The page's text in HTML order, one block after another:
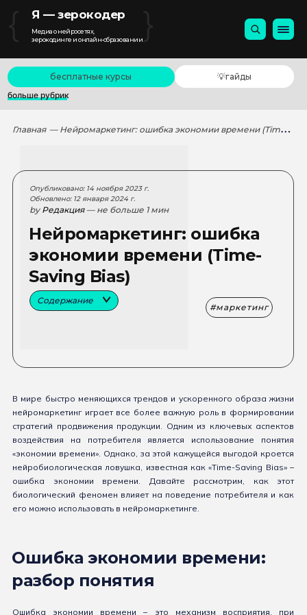
{ Я — зерокодер
Медиа о нейросетях,
зерокодинге и онлайн-образовании}
бесплатные курсы
💡гайды
больше рубрик
Главная — Нейромаркетинг: ошибка экономии времени (Time-Saving Bias)
Опубликовано: 14 ноября 2023 г.
Обновлено: 12 января 2024 г.
by Редакция — не больше 1 мин
Нейромаркетинг: ошибка
экономии времени (Time-
Saving Bias)
Содержание
маркетинг
В мире быстро меняющихся трендов и ускоренного образа жизни
нейромаркетинг играет все более важную роль в формировании
стратегий продвижения продукции. Одним из ключевых аспектов
воздействия на потребителя является использование понятия
«экономии времени». Однако, за этой кажущейся выгодой кроется
нейробиологическая ловушка, известная как «Time-Saving Bias» –
ошибка экономии времени. Давайте рассмотрим, как этот
биологический феномен влияет на поведение потребителя и как
его можно использовать в нейромаркетинге.
Ошибка экономии времени:
разбор понятия
Ошибка экономии времени – это механизм восприятия, при